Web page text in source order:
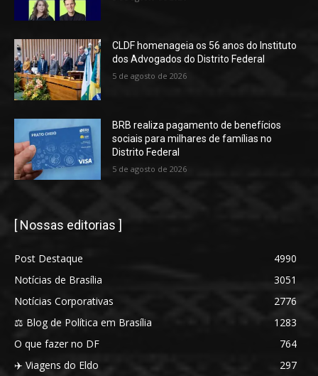
CLDF homenageia os 56 anos do Instituto
dos Advogados do Distrito Federal
5 de agosto de 2026
BRB realiza pagamento de benefícios
sociais para milhares de famílias no
Distrito Federal
5 de agosto de 2026
[ Nossas editorias ]
Post Destaque
4990
Notícias de Brasília
3051
Notícias Corporativas
2776
⚖️ Blog de Política em Brasília
1283
O que fazer no DF
764
✈️ Viagens do Eldo
297